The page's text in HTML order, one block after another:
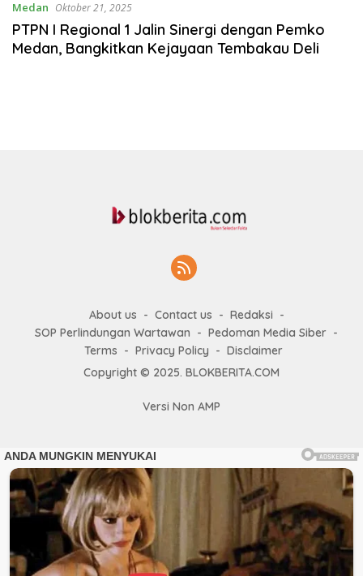
Medan Oktober 21, 2025
PTPN I Regional 1 Jalin Sinergi dengan Pemko
Medan, Bangkitkan Kejayaan Tembakau Deli
About us Contact us
Redaksi
SOP Perlindungan Wartawan
Pedoman Media Siber
Terms
Privacy Policy
Disclaimer
Copyright © 2025. BLOKBERITA.COM
Versi Non AMP